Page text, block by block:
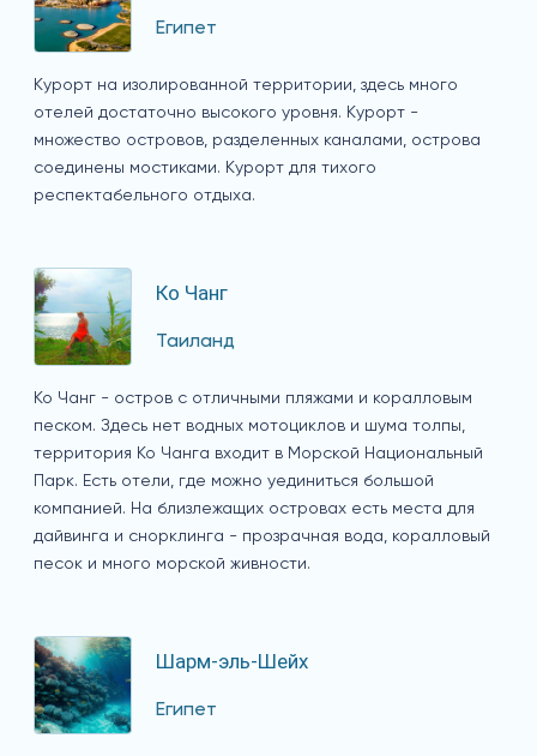
Египет
Курорт на изолированной территории, здесь много
отелей достаточно высокого уровня. Курорт -
множество островов, разделенных каналами, острова
соединены мостиками. Курорт для тихого
респектабельного отдыха.
Ко Чанг
Таиланд
Ко Чанг - остров с отличными пляжами и коралловым
песком. Здесь нет водных мотоциклов и шума толпы,
территория Ко Чанга входит в Морской Национальный
Парк. Есть отели, где можно уединиться большой
компанией. На близлежащих островах есть места для
дайвинга и снорклинга - прозрачная вода, коралловый
песок и много морской живности.
Шарм-эль-Шейх
Египет